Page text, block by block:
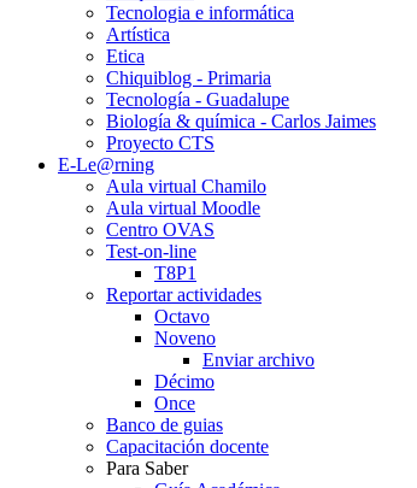
Tecnologia e informática
Artística
Etica
Chiquiblog - Primaria
Tecnología - Guadalupe
Biología & química - Carlos Jaimes
Proyecto CTS
E-Le@rning
Aula virtual Chamilo
Aula virtual Moodle
Centro OVAS
Test-on-line
T8P1
Reportar actividades
Octavo
Noveno
Enviar archivo
Décimo
Once
Banco de guias
Capacitación docente
Para Saber